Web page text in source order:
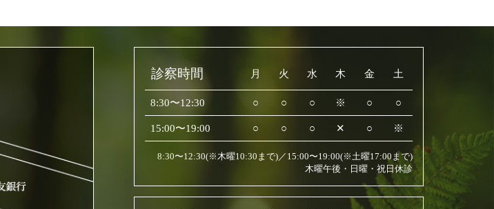
診察時間 月 火 水 木 金 土
8:30〜12:30 ○ ○ ○ ※ ○ ○
15:00〜19:00 ○ ○ ○ ✕ ○ ※
8:30〜12:30(※木曜10:30まで)／15:00〜19:00(※土曜17:00まで)
木曜午後・日曜・祝日休診